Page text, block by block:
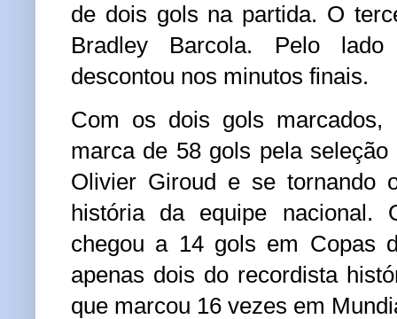
de dois gols na partida. O
Bradley Barcola. Pelo lado
descontou nos minutos finais.
Com os dois gols marcados,
marca de 58 gols pela seleção
Olivier Giroud e se tornando
história da equipe nacional.
chegou a 14 gols em Copas
apenas dois do recordista
que marcou 16 vezes em